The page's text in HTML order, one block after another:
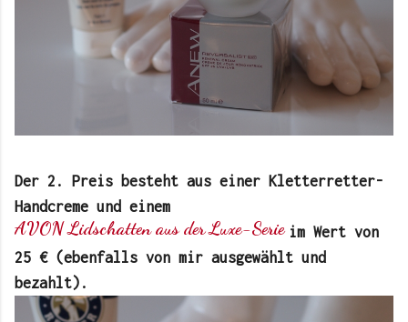
Der 2. Preis besteht aus einer Kletterretter-
Handcreme und einem
AVON Lidschatten aus der Luxe-Serie im Wert von
25 € (ebenfalls von mir ausgewählt und
bezahlt).